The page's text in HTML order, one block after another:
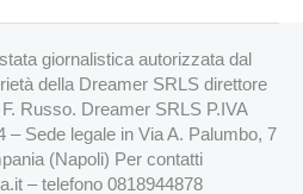
giornalistica autorizzata dal
della Dreamer SRLS direttore
Russo. Dreamer SRLS P.IVA
– Sede legale in Via A. Palumbo, 7
(Napoli) Per contatti
– telefono 0818944878